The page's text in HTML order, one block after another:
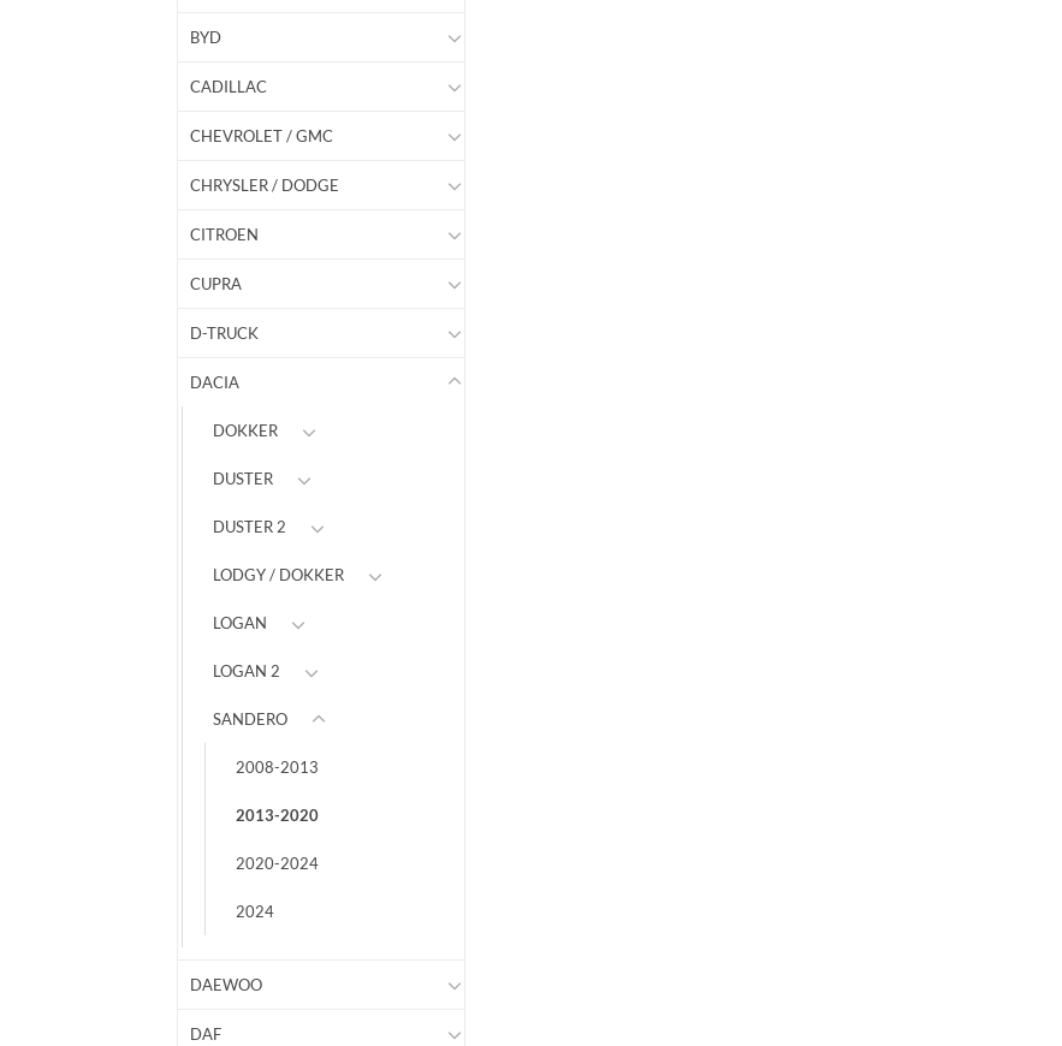
BYD
CADILLAC
CHEVROLET / GMC
CHRYSLER / DODGE
CITROEN
CUPRA
D-TRUCK
DACIA
DOKKER
DUSTER
DUSTER 2
LODGY / DOKKER
LOGAN
LOGAN 2
SANDERO
2008-2013
2013-2020
2020-2024
2024
DAEWOO
DAF